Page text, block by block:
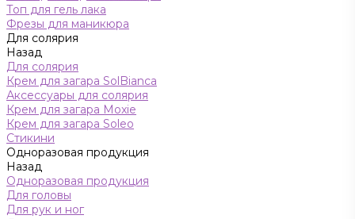
Топ для гель лака
Фрезы для маникюра
Для солярия
Назад
Для солярия
Крем для загара SolBianca
Аксессуары для солярия
Крем для загара Moxie
Крем для загара Soleo
Стикини
Одноразовая продукция
Назад
Одноразовая продукция
Для головы
Для рук и ног